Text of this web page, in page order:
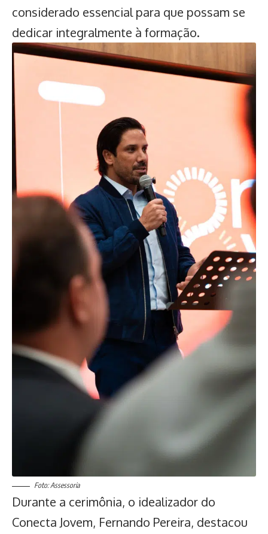
considerado essencial para que possam se
dedicar integralmente à formação.
Foto: Assessoria
Durante a cerimônia, o idealizador do
Conecta Jovem, Fernando Pereira, destacou